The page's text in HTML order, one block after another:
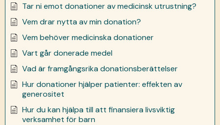
Tar ni emot donationer av medicinsk utrustning?
Vem drar nytta av min donation?
Vem behöver medicinska donationer
Vart går donerade medel
Vad är framgångsrika donationsberättelser
Hur donationer hjälper patienter: effekten av
generositet
Hur du kan hjälpa till att finansiera livsviktig
verksamhet för barn